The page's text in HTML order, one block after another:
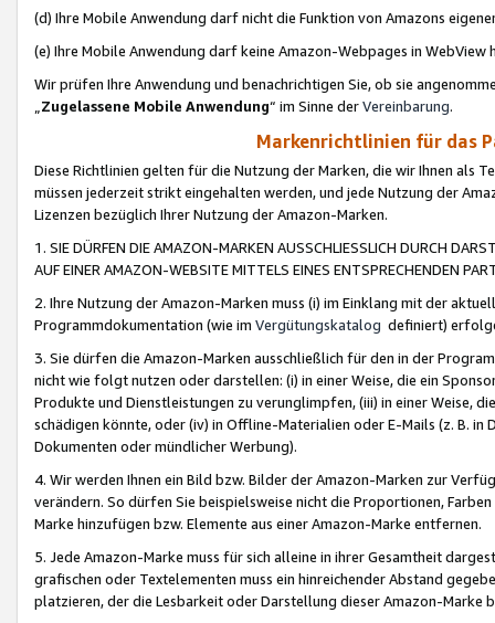
(d) Ihre Mobile Anwendung darf nicht die Funktion von Amazons
(e) Ihre Mobile Anwendung darf keine Amazon-Webpages in WebView
Wir prüfen Ihre Anwendung und benachrichtigen Sie, ob sie
„Zugelassene Mobile Anwendung“ im Sinne derVereinbarung.
Markenrichtlinien für das
Diese Richtlinien gelten für die Nutzung der Marken, die wir Ihnen als
müssen jederzeit strikt eingehalten werden, und jede Nutzung der
Lizenzen bezüglich Ihrer Nutzung der Amazon-Marken.
1. SIE DÜRFEN DIE AMAZON-MARKEN AUSSCHLIESSLICH DURCH
AUF EINER AMAZON-WEBSITE MITTELS EINES ENTSPRECHENDEN
2. Ihre Nutzung der Amazon-Marken muss (i) im Einklang mit der
Programmdokumentation (wie im Vergütungskatalog definiert)
3. Sie dürfen die Amazon-Marken ausschließlich für den in der
nicht wie folgt nutzen oder darstellen: (i) in einer Weise, die ein
Produkte und Dienstleistungen zu verunglimpfen, (iii) in einer Weise,
schädigen könnte, oder (iv) in Offline-Materialien oder E-Mails (z. B. in
Dokumenten oder mündlicher Werbung).
4. Wir werden Ihnen ein Bild bzw. Bilder der Amazon-Marken zur
verändern. So dürfen Sie beispielsweise nicht die Proportionen,
Marke hinzufügen bzw. Elemente aus einer Amazon-Marke entfernen.
5. Jede Amazon-Marke muss für sich alleine in ihrer Gesamtheit
grafischen oder Textelementen muss ein hinreichender Abstand
platzieren, der die Lesbarkeit oder Darstellung dieser Amazon-Marke